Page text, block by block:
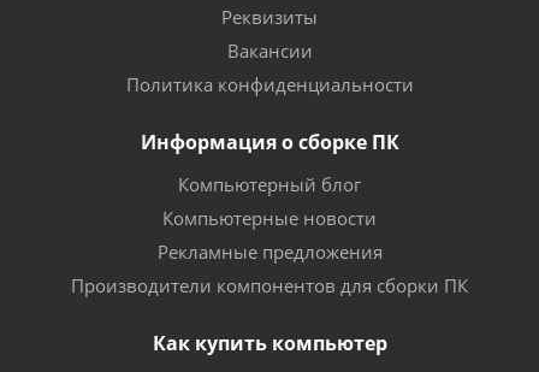
Реквизиты
Вакансии
Политика конфиденциальности
Информация о сборке ПК
Компьютерный блог
Компьютерные новости
Рекламные предложения
Производители компонентов для сборки ПК
Как купить компьютер